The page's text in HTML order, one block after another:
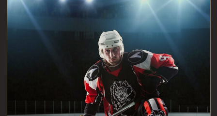
КОНСТРУКТОРСКОЕ
БЮРО
+7 (929) 089-81-37
hockey-stickshop@yandex.ru